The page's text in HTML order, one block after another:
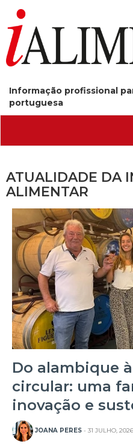
Informação profissional
portuguesa
ATUALIDADE DA
ALIMENTAR
Do alambique
circular: uma
inovação e
JOANA PERES - 31 JULHO, 2026